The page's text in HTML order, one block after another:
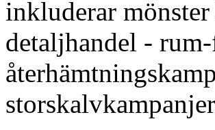
inkluderar
detaljhandel -